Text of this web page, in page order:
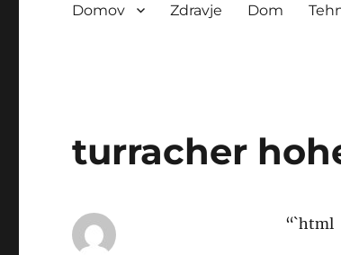
Domov Zdravje Dom
turracher
“`html